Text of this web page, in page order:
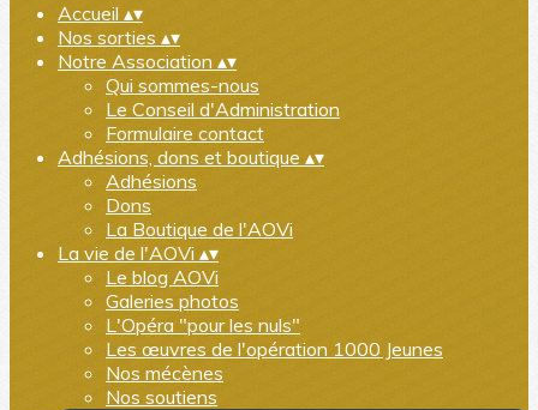
Accueil ▴▾
Nos sorties ▴▾
Notre Association ▴▾
Qui sommes-nous
Le Conseil d'Administration
Formulaire contact
Adhésions, dons et boutique ▴▾
Adhésions
Dons
La Boutique de l'AOVi
La vie de l'AOVi ▴▾
Le blog AOVi
Galeries photos
L'Opéra "pour les nuls"
Les œuvres de l'opération 1000 Jeunes
Nos mécènes
Nos soutiens